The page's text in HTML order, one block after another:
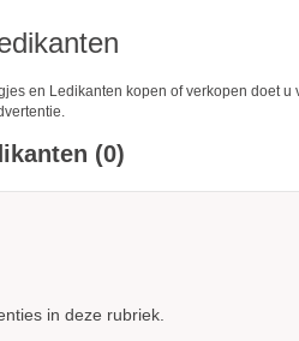
en Ledikanten kopen of verkopen doet
(0)
in deze rubriek.